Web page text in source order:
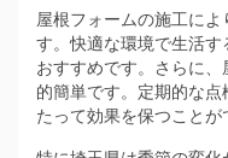
屋根フォームの施工に
す。快適な環境で生活
おすすめです。さらに
的簡単です。定期的な
たって効果を保つことが